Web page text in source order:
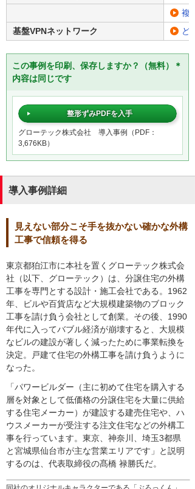
複
基盤VPNネットワーク
ど
この事例を印刷、保存しますか？（無料）＊
内容は同じです
整形ずみPDFを入手
グローテック株式会社 導入事例（PDF：
3,676KB）
導入事例詳細
見えない部分こそ手を抜かない確かな外構
工事で信頼を得る
東京都狛江市に本社を置くグローテック株式会
社（以下、グローテック）は、分譲住宅の外構
工事を専門とする設計・施工会社である。1962
年、ビルや百貨店など大規模建築物のブロック
工事を請け負う会社として創業。その後、1990
年代に入ってバブル経済が崩壊すると、大規模
なビルの建設が著しく減ったために事業転換を
決定。戸建て住宅の外構工事を請け負うように
なった。
「パワービルダー（主に初めて住宅を購入する
層を対象として低価格の分譲住宅を大量に供給
する住宅メーカー）が建設する建売住宅や、ハ
ウスメーカーが受注する注文住宅などの外構工
事を行っています。東京、神奈川、埼玉3都県
と宮城県仙台市が主な営業エリアです」と説明
するのは、代表取締役の髙橋 禄勝氏だ。